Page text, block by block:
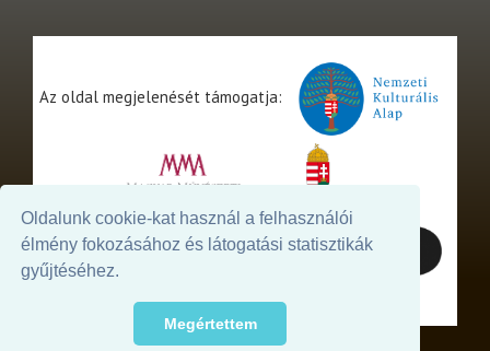
Oldalunk cookie-kat használ a felhasználói
élmény fokozásához és látogatási statisztikák
gyűjtéséhez.
Megértettem
Az oldal megjelenését támogatja: